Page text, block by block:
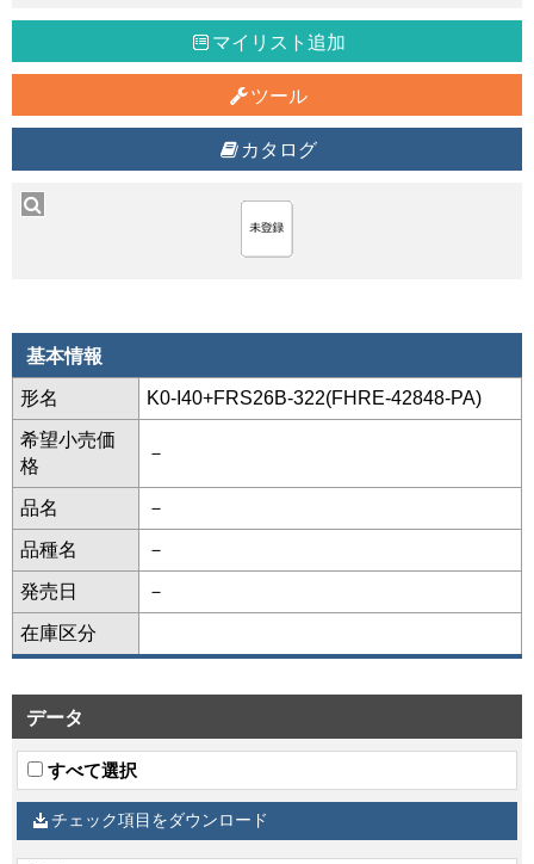
マイリスト追加
ツール
カタログ
基本情報
形名 K0-I40+FRS26B-322(FHRE-42848-PA)
希望小売価
格
－
品名 －
品種名 －
発売日 －
在庫区分
データ
すべて選択
チェック項目をダウンロード